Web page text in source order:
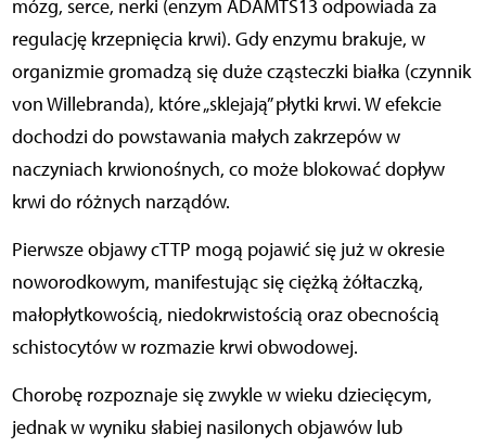
mózg, serce, nerki (enzym ADAMTS13 odpowiada za
regulację krzepnięcia krwi). Gdy enzymu brakuje, w
organizmie gromadzą się duże cząsteczki białka (czynnik
von Willebranda), które „sklejają” płytki krwi. W efekcie
dochodzi do powstawania małych zakrzepów w
naczyniach krwionośnych, co może blokować dopływ
krwi do różnych narządów.
Pierwsze objawy cTTP mogą pojawić się już w okresie
noworodkowym, manifestując się ciężką żółtaczką,
małopłytkowością, niedokrwistością oraz obecnością
schistocytów w rozmazie krwi obwodowej.
Chorobę rozpoznaje się zwykle w wieku dziecięcym,
jednak w wyniku słabiej nasilonych objawów lub